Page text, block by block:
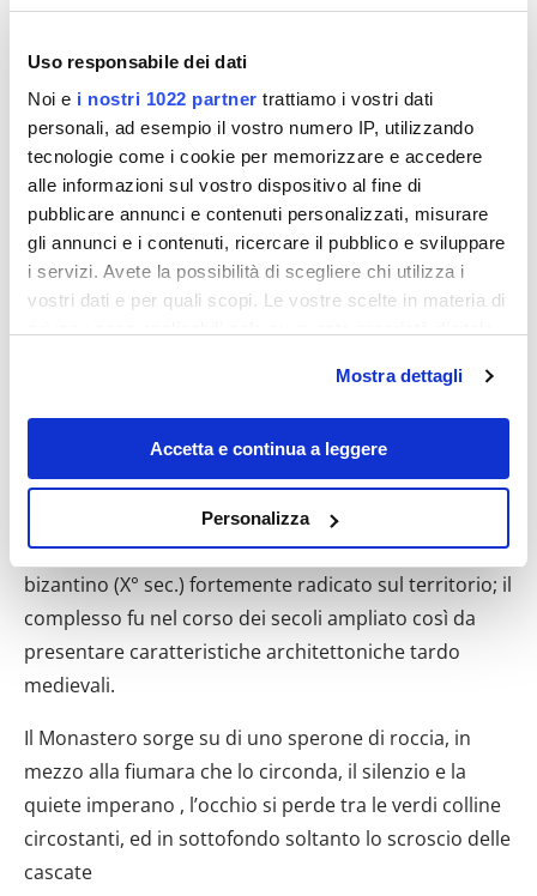
Uso responsabile dei dati
Noi e i nostri 1022 partner trattiamo i vostri dati
personali, ad esempio il vostro numero IP, utilizzando
tecnologie come i cookie per memorizzare e accedere
alle informazioni sul vostro dispositivo al fine di
pubblicare annunci e contenuti personalizzati, misurare
gli annunci e i contenuti, ricercare il pubblico e sviluppare
i servizi. Avete la possibilità di scegliere chi utilizza i
vostri dati e per quali scopi. Le vostre scelte in materia di
modificare o revocare il proprio consenso in qualsiasi
momento dalla Dichiarazione sui cookie o facendo clic
sull'icona di attivazione della privacy.
raccogliere informazioni sulla tua posizione
geografica, con un'approssimazione di qualche
metro,
Identificare il tuo dispositivo, scansionandolo
attivamente alla ricerca di caratteristiche specifiche
(impronte digitali).
e imposta le tue preferenze nellasezione dettagli. Puoi
modificare o ritirare il tuo consenso in qualsiasi momento
dalla Dichiarazione sui cookie.
annunci, per fornire funzionalità dei social media e per
Mostra dettagli
Accetta e continua a leggere
Personalizza
In prossimità di Crochi di Caulonia a circa 5 km,
della fiumara Allaro raggiungiamo l’incantevole Eremo
di Santo Ilarione Abate.
La fondazione dell’eremo risale al monachesimo
bizantino (X° sec.) fortemente radicato sul territorio; il
complesso fu nel corso dei secoli ampliato così da
presentare caratteristiche architettoniche tardo
medievali.
Il Monastero sorge su di uno sperone di roccia, in
mezzo alla fiumara che lo circonda, il silenzio e la
quiete imperano , l’occhio si perde tra le verdi colline
circostanti, ed in sottofondo soltanto lo scroscio delle
cascate